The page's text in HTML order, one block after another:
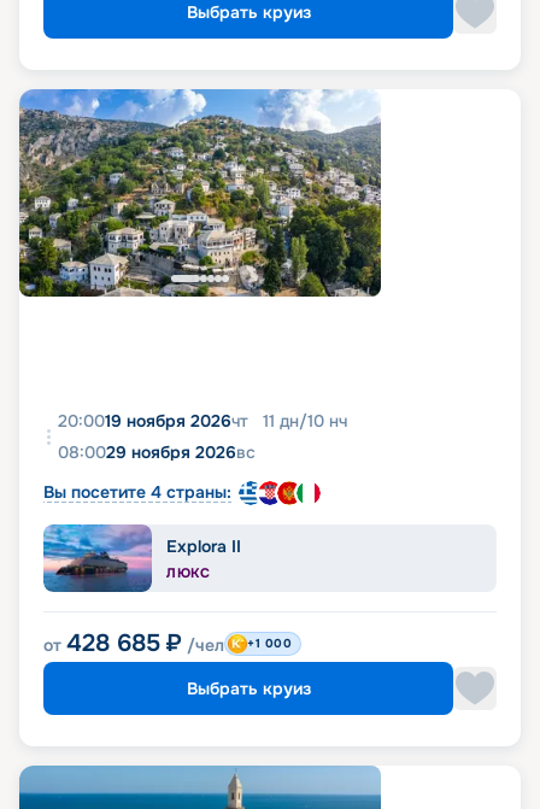
Выбрать круиз
20:0019 ноября 2026чт 11 дн/10 нч
08:0029 ноября 2026вс
Вы посетите 4 страны:
Explora II
ЛЮКС
от 428 685 ₽ /чел +1 000
Выбрать круиз